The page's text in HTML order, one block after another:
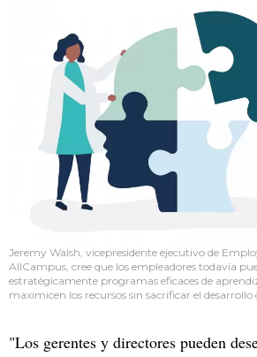
Jeremy Walsh, vicepresidente ejecutivo de
AllCampus, cree que los empleadores todavía
estratégicamente programas eficaces de
maximicen los recursos sin sacrificar el desarrollo
"Los gerentes y directores pueden